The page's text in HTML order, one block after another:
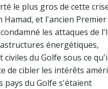
le plus gros de cette
Hamad, et l'ancien
les attaques de
énergétiques,
civiles du Golfe sous ce
de cibler les intérêts
pays du Golfe s'étaient